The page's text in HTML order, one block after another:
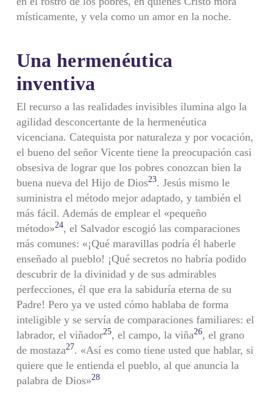
místicamente, y vela como un amor en la noche.
Una hermenéutica
inventiva
El recurso a las realidades invisibles ilumina algo la
agilidad desconcertante de la hermenéutica
vicenciana. Catequista por naturaleza y por vocación,
el bueno del señor Vicente tiene la preocupación casi
obsesiva de lograr que los pobres conozcan bien la
buena nueva del Hijo de Dios23. Jesús mismo le
suministra el método mejor adaptado, y también el
más fácil. Además de emplear el «pequeño
método»24, el Salvador escogió las comparaciones
más comunes: «¡Qué maravillas podría él haberle
enseñado al pueblo! ¡Qué secretos no habría podido
descubrir de la divinidad y de sus admirables
perfecciones, él que era la sabiduría eterna de su
Padre! Pero ya ve usted cómo hablaba de forma
inteligible y se servía de comparaciones familiares: el
labrador, el viñador25, el campo, la viña26, el grano
de mostaza27. «Así es como tiene usted que hablar, si
quiere que le entienda el pueblo, al que anuncia la
palabra de Dios»28